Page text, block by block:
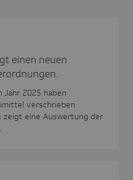
einen neuen
Jahr 2025 haben
verschrieben
zeigt eine Auswertung der